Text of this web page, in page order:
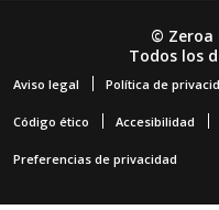
© Zeroa
Todos los
Aviso legal Política de
Código ético Accesibilidad
Preferencias de privacidad